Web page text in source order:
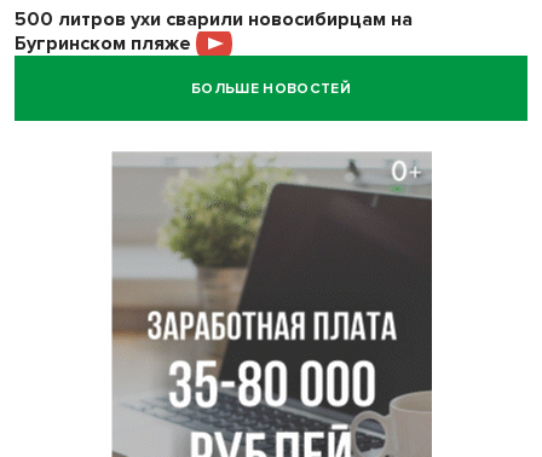
500 литров ухи сварили новосибирцам на
Бугринском пляже
Под Новосибирском двое пострадали в ДТП с
Легендарный хоккеист Тарасенко вернулся к брату в
Новосибирец подарил «боевую десятку» для эвакуации
раненых на СВО
В Новосибирске корпорация кукол из США подала в суд
БОЛЬШЕ НОВОСТЕЙ